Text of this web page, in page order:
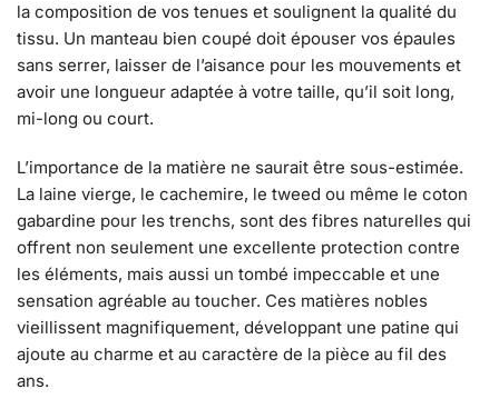
la composition de vos tenues et soulignent la qualité du
tissu. Un manteau bien coupé doit épouser vos épaules
sans serrer, laisser de l’aisance pour les mouvements et
avoir une longueur adaptée à votre taille, qu’il soit long,
mi-long ou court.
L’importance de la matière ne saurait être sous-estimée.
La laine vierge, le cachemire, le tweed ou même le coton
gabardine pour les trenchs, sont des fibres naturelles qui
offrent non seulement une excellente protection contre
les éléments, mais aussi un tombé impeccable et une
sensation agréable au toucher. Ces matières nobles
vieillissent magnifiquement, développant une patine qui
ajoute au charme et au caractère de la pièce au fil des
ans.